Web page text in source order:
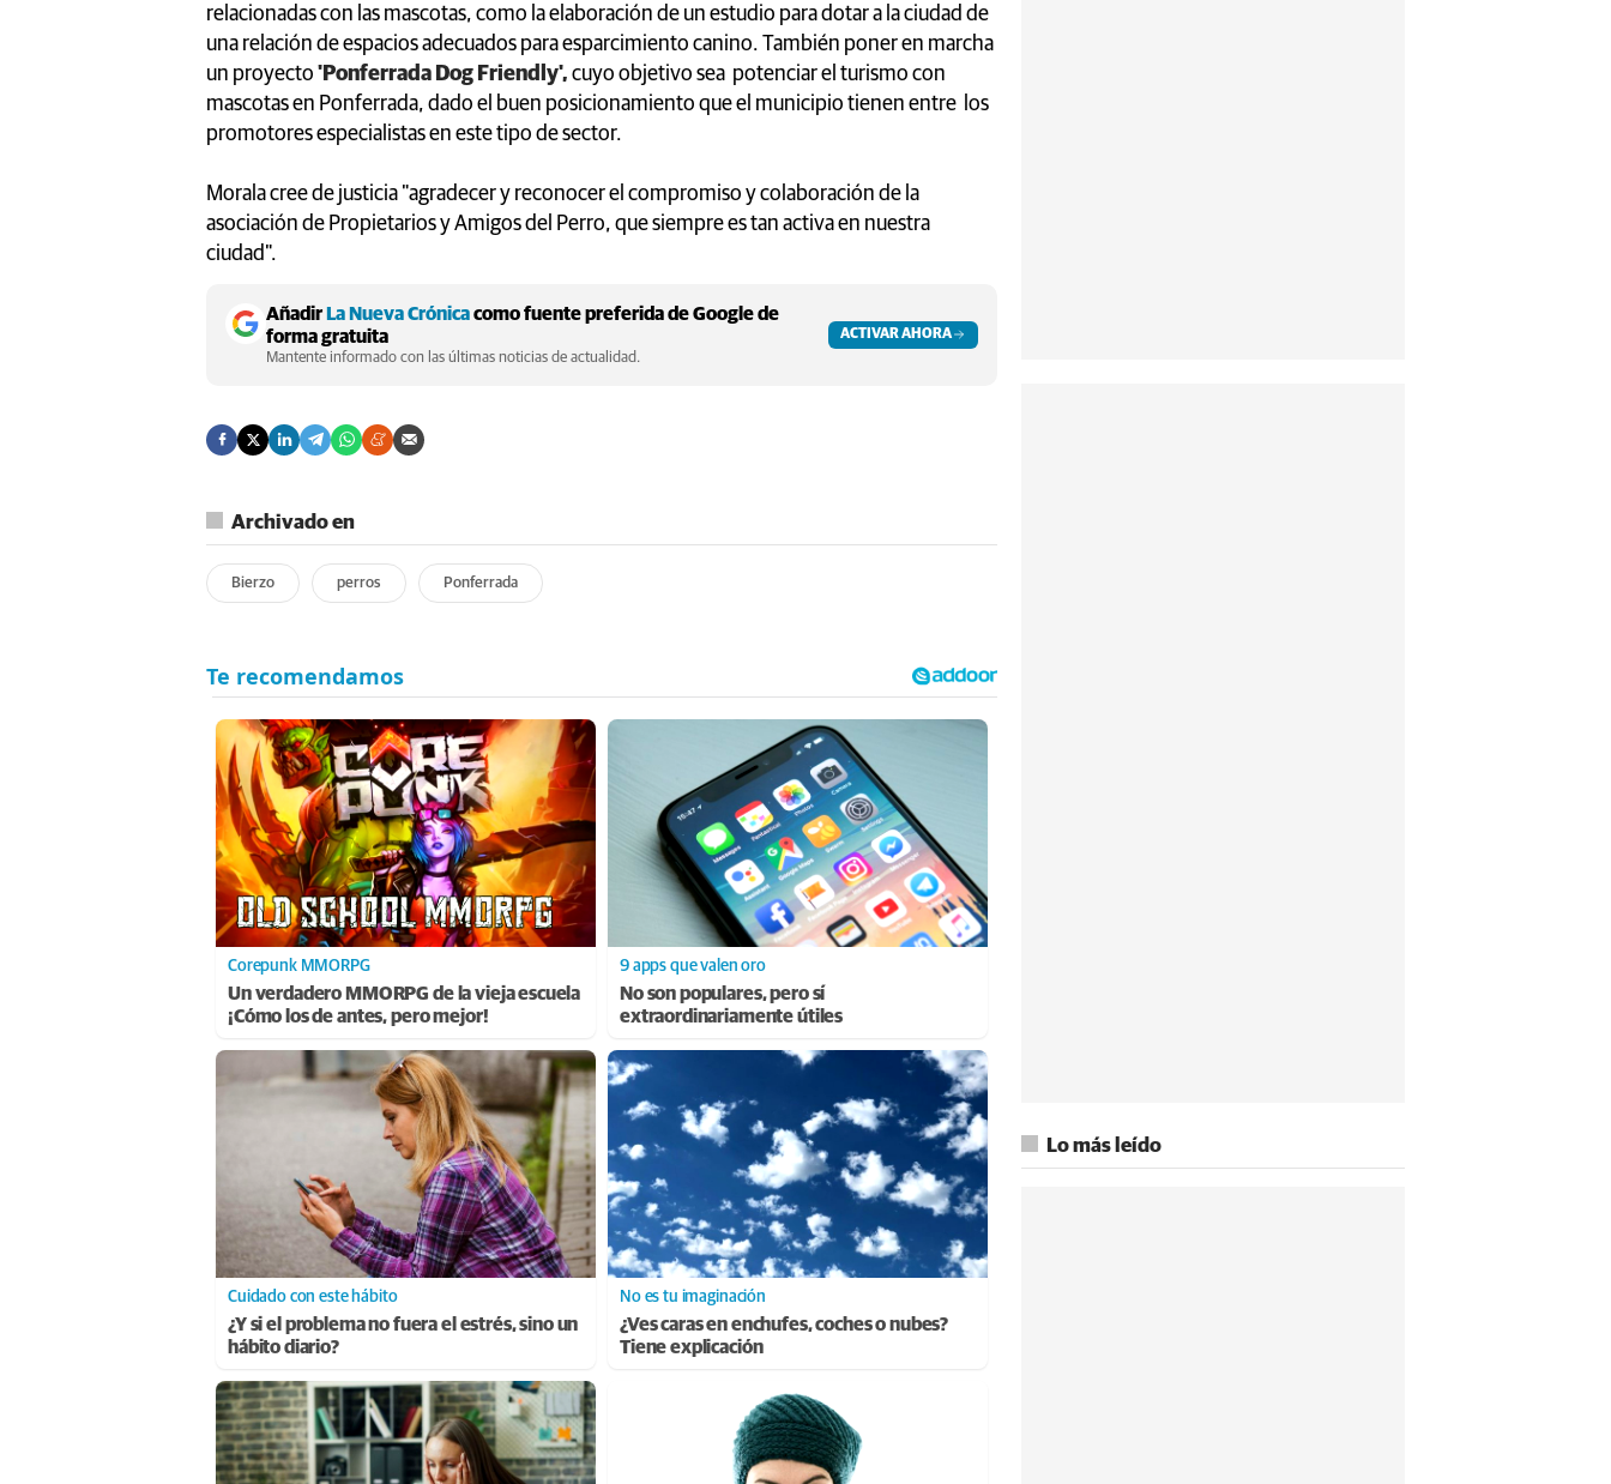
relacionadas con las mascotas, como la elaboración de un estudio para dotar a la ciudad de
una relación de espacios adecuados para esparcimiento canino. También poner en marcha
un proyecto 'Ponferrada Dog Friendly', cuyo objetivo sea potenciar el turismo con
mascotas en Ponferrada, dado el buen posicionamiento que el municipio tienen entre los
promotores especialistas en este tipo de sector.
Morala cree de justicia "agradecer y reconocer el compromiso y colaboración de la
asociación de Propietarios y Amigos del Perro, que siempre es tan activa en nuestra
ciudad".
AñadirLa Nueva Crónicacomo fuente preferida de Google de
forma gratuita
Mantente informado con las últimas noticias de actualidad.
ACTIVAR AHORA
Archivado en
Bierzo perros Ponferrada
Corepunk MMORPG
Un verdadero MMORPG de la vieja escuela
¡Cómo los de antes, pero mejor!
9 apps que valen oro
No son populares, pero sí
extraordinariamente útiles
Cuidado con este hábito
¿Y si el problema no fuera el estrés, sino un
hábito diario?
No es tu imaginación
¿Ves caras en enchufes, coches o nubes?
Tiene explicación
Lo más leído